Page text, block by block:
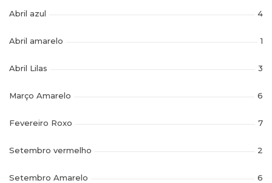
Abril azul 4
Abril amarelo 1
Abril Lilas 3
Março Amarelo 6
Fevereiro Roxo 7
Setembro vermelho 2
Setembro Amarelo 6